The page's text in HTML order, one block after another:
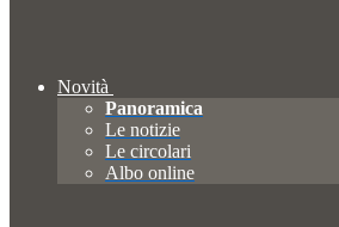
Novità
Panoramica
Le notizie
Le circolari
Albo online